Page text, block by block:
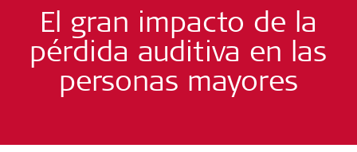
El gran impacto de la
pérdida auditiva en las
personas mayores